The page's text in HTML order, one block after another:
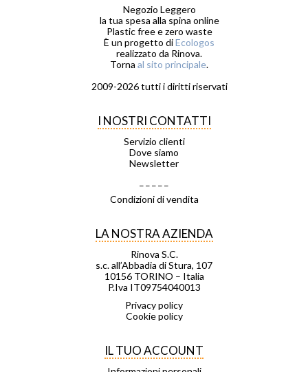
Negozio Leggero
la tua spesa alla spina online
Plastic free e zero waste
È un progetto diEcologos
realizzato da Rinova.
Torna al sito principale.
2009-2026 tutti i diritti riservati
I NOSTRI CONTATTI
Servizio clienti
Dove siamo
Newsletter
Condizioni di vendita
LA NOSTRA AZIENDA
Rinova S.C.
s.c. all’Abbadia di Stura, 107
10156 TORINO – Italia
P.Iva IT09754040013
Privacy policy
Cookie policy
IL TUO ACCOUNT